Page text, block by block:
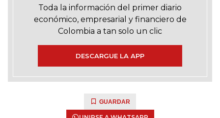
Toda la información del primer diario
económico, empresarial y financiero de
Colombia a tan solo un clic
DESCARGUE LA APP
GUARDAR